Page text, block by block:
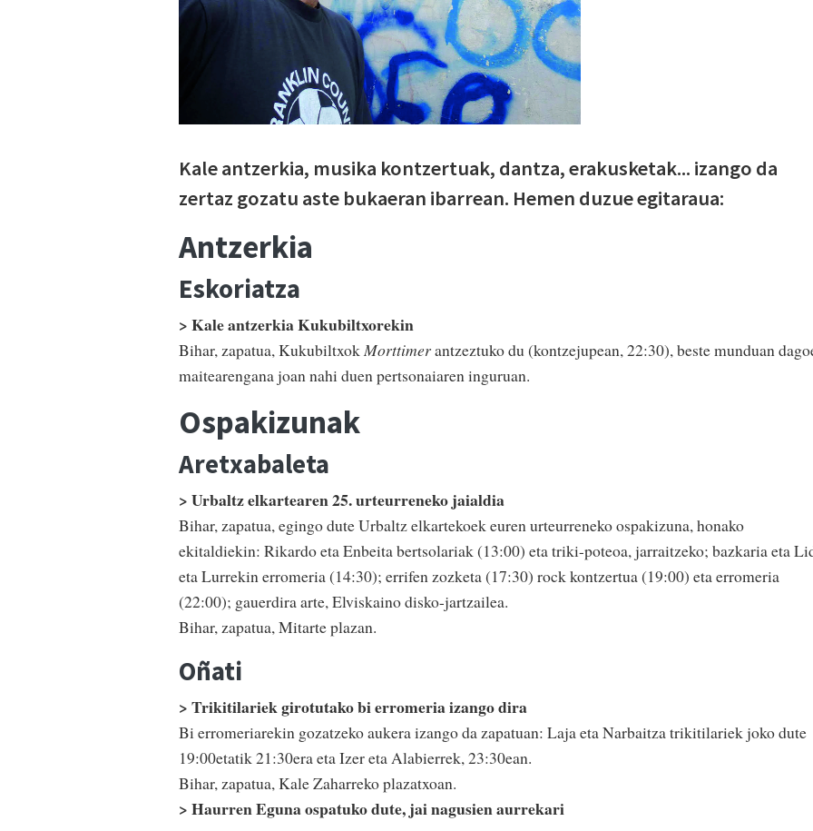
Kale antzerkia, musika kontzertuak, dantza, erakusketak... izango da
zertaz gozatu aste bukaeran ibarrean. Hemen duzue egitaraua:
Antzerkia
Eskoriatza
> Kale antzerkia Kukubiltxorekin
Bihar, zapatua, Kukubiltxok Morttimerantzeztuko du (kontzejupean, 22:30), beste munduan
maitearengana joan nahi duen pertsonaiaren inguruan.
Ospakizunak
Aretxabaleta
> Urbaltz elkartearen 25. urteurreneko jaialdia
Bihar, zapatua, egingo dute Urbaltz elkartekoek euren urteurreneko ospakizuna, honako
ekitaldiekin: Rikardo eta Enbeita bertsolariak (13:00) eta triki-poteoa, jarraitzeko; bazkaria eta
eta Lurrekin erromeria (14:30); errifen zozketa (17:30) rock kontzertua (19:00) eta erromeria
(22:00); gauerdira arte, Elviskaino disko-jartzailea.
Bihar, zapatua, Mitarte plazan.
Oñati
> Trikitilariek girotutako bi erromeria izango dira
Bi erromeriarekin gozatzeko aukera izango da zapatuan: Laja eta Narbaitza trikitilariek joko dute
19:00etatik 21:30era eta Izer eta Alabierrek, 23:30ean.
Bihar, zapatua, Kale Zaharreko plazatxoan.
> Haurren Eguna ospatuko dute, jai nagusien aurrekari